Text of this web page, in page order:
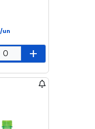
/un
+